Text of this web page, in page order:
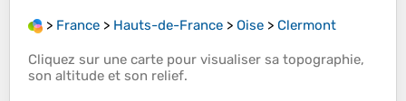
> France > Hauts-de-France > Oise > Clermont
Cliquez sur une carte pour visualiser sa topographie,
son altitude et son relief.